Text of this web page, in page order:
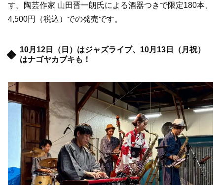
す。陶芸作家 山田晋一朗氏による酒器つきで限定180本、
4,500円（税込）での発売です。
10月12日（日）はジャズライブ、10月13日（月祝）
はナゴヤカブキも！